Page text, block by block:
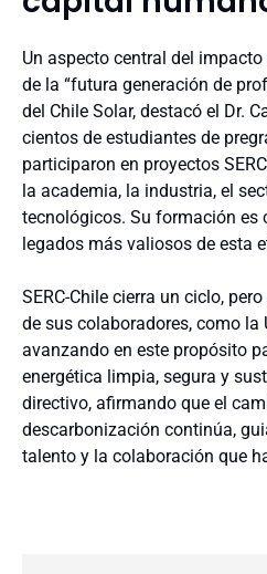
Un aspecto central del
de la “futura generación de
del Chile Solar, destacó el Dr.
cientos de estudiantes de
participaron en proyectos
la academia, la industria, el
tecnológicos. Su formación es
legados más valiosos de esta
SERC-Chile cierra un ciclo,
de sus colaboradores, como la
avanzando en este propósito
energética limpia, segura y
directivo, afirmando que el
descarbonización continúa,
talento y la colaboración que